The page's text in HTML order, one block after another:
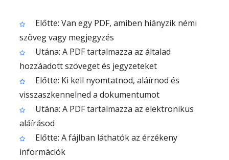
Előtte: Van egy PDF, amiben hiányzik némi
szöveg vagy megjegyzés
Utána: A PDF tartalmazza az általad
hozzáadott szöveget és jegyzeteket
Előtte: Ki kell nyomtatnod, aláírnod és
visszaszkennelned a dokumentumot
Utána: A PDF tartalmazza az elektronikus
aláírásod
Előtte: A fájlban láthatók az érzékeny
információk